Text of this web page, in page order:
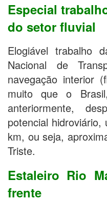
Especial
do setor fluvial
Elogiável trabalho
Nacional de
navegação interior
muito que o
anteriormente,
potencial
km, ou seja,
Triste.
Estaleiro Rio
frente